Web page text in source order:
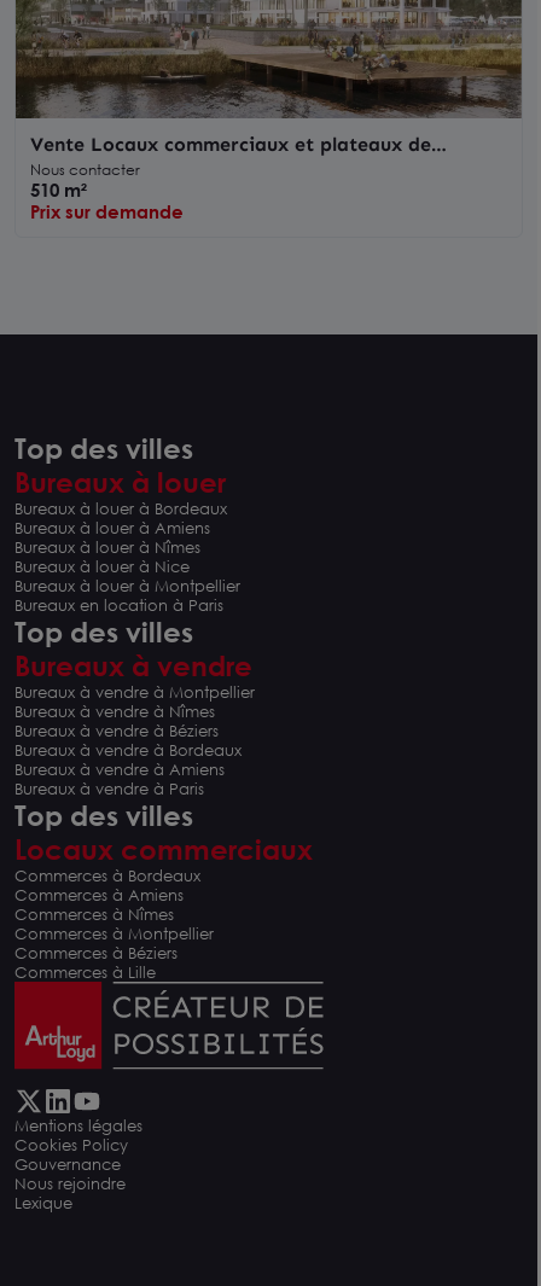
Vente Locaux commerciaux et plateaux de
bureaux à VERNON 27200
Nous contacter
510 m²
Prix sur demande
Top des villes
Bureaux à louer
Bureaux à louer à Bordeaux
Bureaux à louer à Amiens
Bureaux à louer à Nîmes
Bureaux à louer à Nice
Bureaux à louer à Montpellier
Bureaux en location à Paris
Top des villes
Bureaux à vendre
Bureaux à vendre à Montpellier
Bureaux à vendre à Nîmes
Bureaux à vendre à Béziers
Bureaux à vendre à Bordeaux
Bureaux à vendre à Amiens
Bureaux à vendre à Paris
Top des villes
Locaux commerciaux
Commerces à Bordeaux
Commerces à Amiens
Commerces à Nîmes
Commerces à Montpellier
Commerces à Béziers
Commerces à Lille
Mentions légales
Cookies Policy
Gouvernance
Nous rejoindre
Lexique